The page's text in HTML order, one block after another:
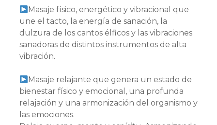
Masaje físico, energético y vibracional que
une el tacto, la energía de sanación, la
dulzura de los cantos élficos y las vibraciones
sanadoras de distintos instrumentos de alta
vibración.
Masaje relajante que genera un estado de
bienestar físico y emocional, una profunda
relajación y una armonización del organismo y
las emociones.